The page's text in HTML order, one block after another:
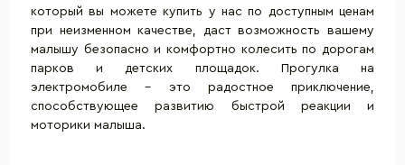
который вы можете купить у нас по доступным ценам
при неизменном качестве, даст возможность вашему
малышу безопасно и комфортно колесить по дорогам
парков и детских площадок. Прогулка на
электромобиле - это радостное приключение,
способствующее развитию быстрой реакции и
моторики малыша.